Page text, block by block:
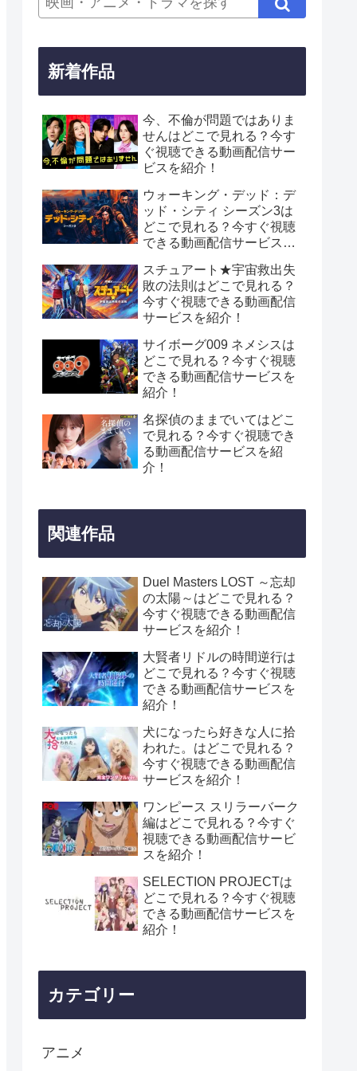
新着作品
今、不倫が問題ではありま
せんはどこで見れる？今す
ぐ視聴できる動画配信サー
ビスを紹介！
ウォーキング・デッド：デ
ッド・シティ シーズン3は
どこで見れる？今すぐ視聴
できる動画配信サービスを
スチュアート★宇宙救出失
敗の法則はどこで見れる？
今すぐ視聴できる動画配信
サービスを紹介！
サイボーグ009 ネメシスは
どこで見れる？今すぐ視聴
できる動画配信サービスを
紹介！
名探偵のままでいてはどこ
で見れる？今すぐ視聴でき
る動画配信サービスを紹
介！
関連作品
Duel Masters LOST ～忘却
の太陽～はどこで見れる？
今すぐ視聴できる動画配信
サービスを紹介！
大賢者リドルの時間逆行は
どこで見れる？今すぐ視聴
できる動画配信サービスを
紹介！
犬になったら好きな人に拾
われた。はどこで見れる？
今すぐ視聴できる動画配信
サービスを紹介！
ワンピース スリラーバーク
編はどこで見れる？今すぐ
視聴できる動画配信サービ
スを紹介！
SELECTION PROJECTは
どこで見れる？今すぐ視聴
できる動画配信サービスを
紹介！
カテゴリー
アニメ